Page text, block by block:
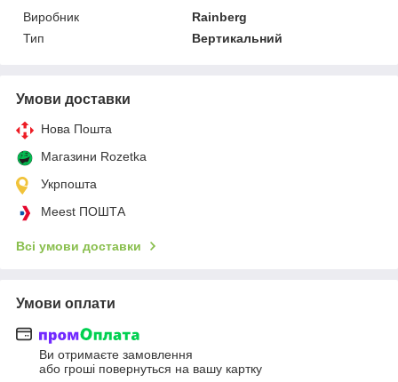
Виробник
Rainberg
Тип
Вертикальний
Умови доставки
Нова Пошта
Магазини Rozetka
Укрпошта
Meest ПОШТА
Всі умови доставки
Умови оплати
Ви отримаєте замовлення
або гроші повернуться на вашу картку